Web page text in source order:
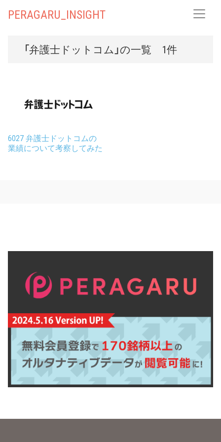
PERAGARU_INSIGHT
「弁護士ドットコム」の一覧 1件
6027 弁護士ドットコムの
業績について考察してみた